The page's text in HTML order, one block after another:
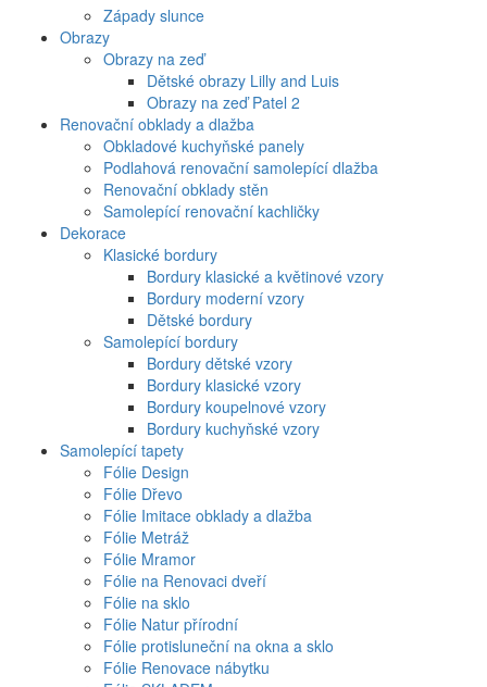
Západy slunce
Obrazy
Obrazy na zeď
Dětské obrazy Lilly and Luis
Obrazy na zeď Patel 2
Renovační obklady a dlažba
Obkladové kuchyňské panely
Podlahová renovační samolepící dlažba
Renovační obklady stěn
Samolepící renovační kachličky
Dekorace
Klasické bordury
Bordury klasické a květinové vzory
Bordury moderní vzory
Dětské bordury
Samolepící bordury
Bordury dětské vzory
Bordury klasické vzory
Bordury koupelnové vzory
Bordury kuchyňské vzory
Samolepící tapety
Fólie Design
Fólie Dřevo
Fólie Imitace obklady a dlažba
Fólie Metráž
Fólie Mramor
Fólie na Renovaci dveří
Fólie na sklo
Fólie Natur přírodní
Fólie protisluneční na okna a sklo
Fólie Renovace nábytku